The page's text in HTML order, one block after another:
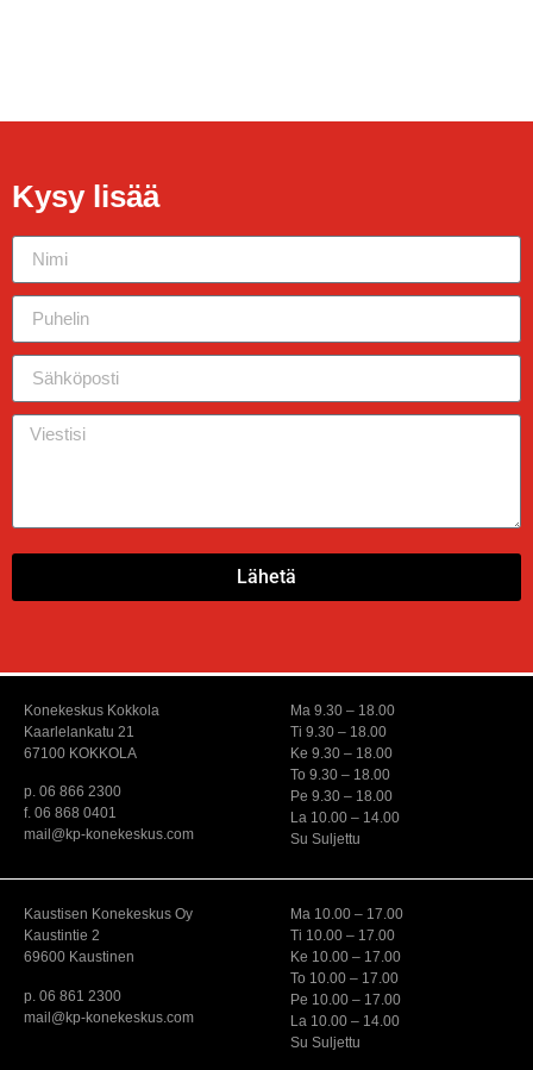
Kysy lisää
Lähetä
Konekeskus Kokkola
Kaarlelankatu 21
67100 KOKKOLA
p. 06 866 2300
f. 06 868 0401
mail@kp-konekeskus.com
Ma 9.30 – 18.00
Ti 9.30 – 18.00
Ke 9.30 – 18.00
To 9.30 – 18.00
Pe 9.30 – 18.00
La 10.00 – 14.00
Su Suljettu
Kaustisen Konekeskus Oy
Kaustintie 2
69600 Kaustinen
p. 06 861 2300
mail@kp-konekeskus.com
Ma 10.00 – 17.00
Ti 10.00 – 17.00
Ke 10.00 – 17.00
To 10.00 – 17.00
Pe 10.00 – 17.00
La 10.00 – 14.00
Su Suljettu